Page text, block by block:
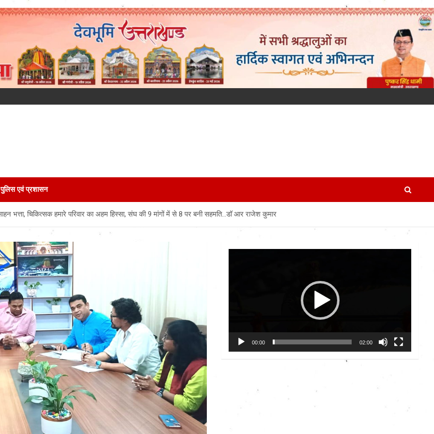
पुलिस एवं प्रशासन
भत्ता, चिकित्सक हमारे परिवार का अहम हिस्सा, संघ की 9 मांगों में से 8 पर बनी सहमति…डॉ आर राजेश कुमार
00:00 02:00